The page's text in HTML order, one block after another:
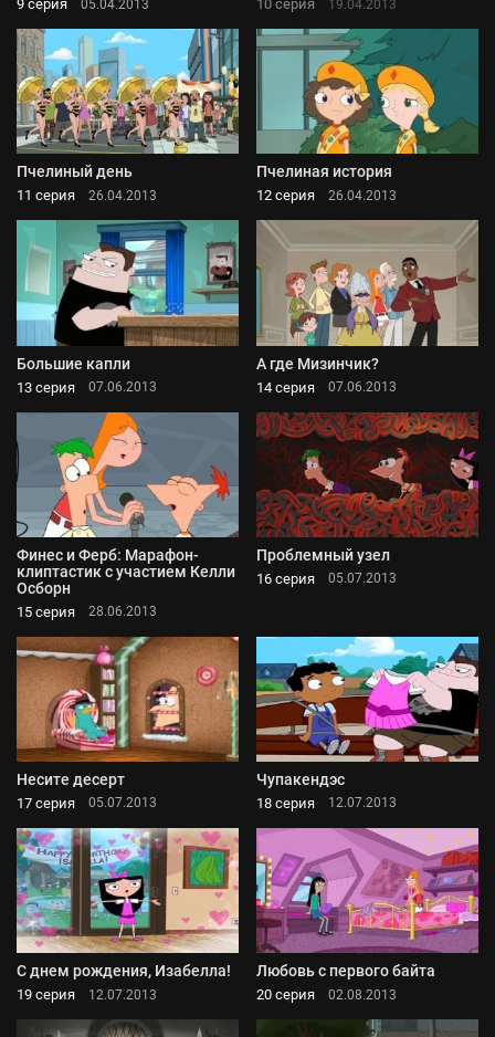
9 серия 05.04.2013 10 серия 19.04.2013
Пчелиный день
11 серия 26.04.2013
Пчелиная история
12 серия 26.04.2013
Большие капли
13 серия 07.06.2013
А где Мизинчик?
14 серия 07.06.2013
Финес и Ферб: Марафон-
клиптастик с участием Келли
Осборн
15 серия 28.06.2013
Проблемный узел
16 серия 05.07.2013
Несите десерт
17 серия 05.07.2013
Чупакендэс
18 серия 12.07.2013
С днем рождения, Изабелла!
19 серия 12.07.2013
Любовь с первого байта
20 серия 02.08.2013